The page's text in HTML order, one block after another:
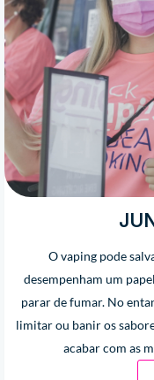
O vaping pode
desempenham um
parar de fumar. No
limitar ou banir os
acabar com as